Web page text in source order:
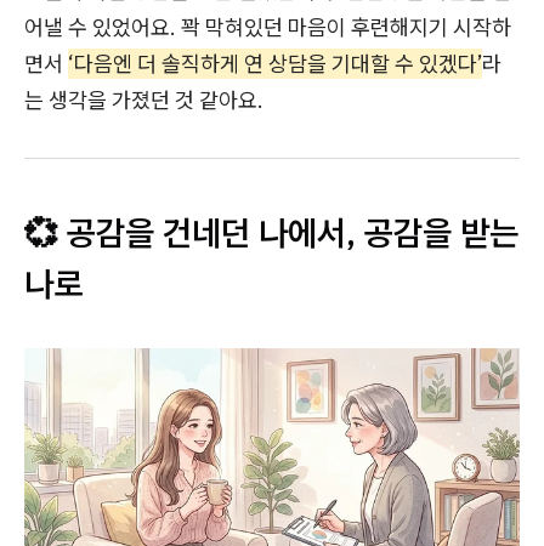
어낼 수 있었어요. 꽉 막혀있던 마음이 후련해지기 시작하
면서 ‘다음엔 더 솔직하게 연 상담을 기대할 수 있겠다’라
는 생각을 가졌던 것 같아요.
💞 공감을 건네던 나에서, 공감을 받는
나로